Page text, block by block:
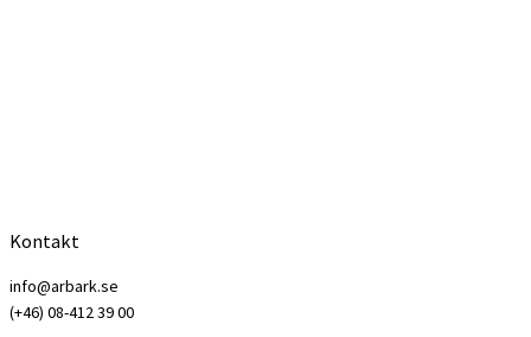
Kontakt
info@arbark.se
(+46) 08-412 39 00